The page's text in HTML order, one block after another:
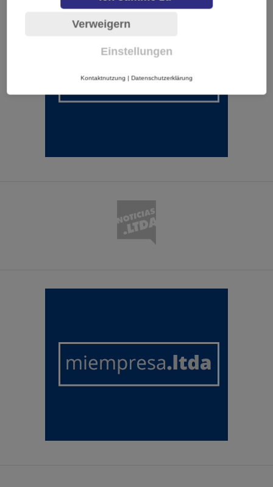
Verweigern
Einstellungen
Kontaktnutzung | Datenschutzerklärung